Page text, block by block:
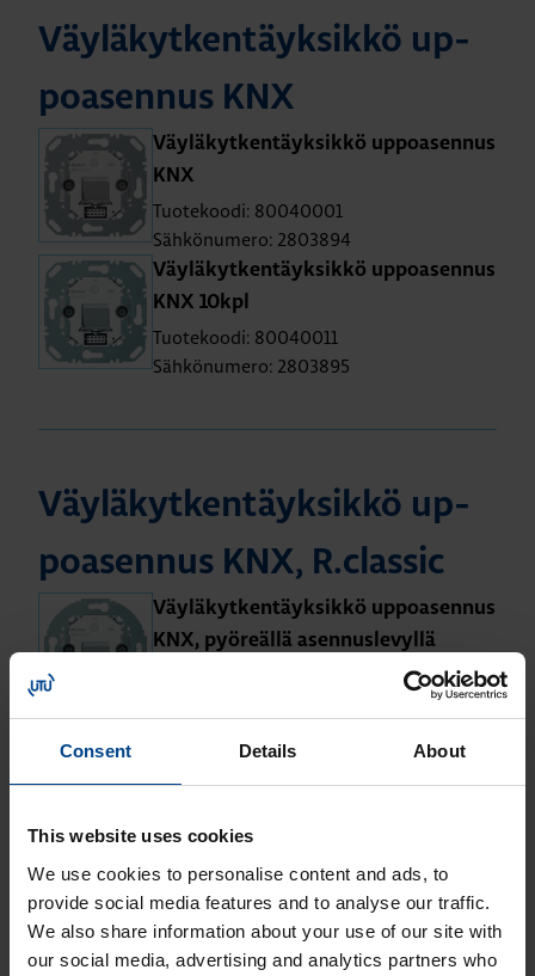
Consent Details About
This website uses cookies
We use cookies to personalise content and ads, to
provide social media features and to analyse our traffic.
We also share information about your use of our site with
our social media, advertising and analytics partners who
Väy­lä­kyt­ken­täyk­sik­kö up­
poa­sen­nus KNX
Väy­lä­kyt­ken­täyk­sik­kö up­poa­sen­nus
KNX
Tuotekoodi: 80040001
Sähkönumero: 2803894
Väy­lä­kyt­ken­täyk­sik­kö up­poa­sen­nus
KNX 10kpl
Tuotekoodi: 80040011
Sähkönumero: 2803895
Väy­lä­kyt­ken­täyk­sik­kö up­
poa­sen­nus KNX, R.​classic
Väy­lä­kyt­ken­täyk­sik­kö up­poa­sen­nus
KNX, pyö­reäl­lä asen­nus­le­vyl­lä
Pai­ni­ke 1-osai­nen mer­kin­
täik­ku­nal­la KNX
Pai­ni­ke 1-osai­nen mer­kin­täik­ku­nal­la